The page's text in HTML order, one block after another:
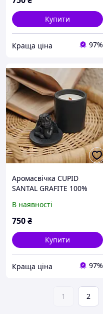
Купити
Краща ціна 97%
Аромасвічка CUPID
SANTAL GRAFITE 100%
Гранд Презент NAC
1034GF
В наявності
750₴
Купити
Краща ціна 97%
1 2